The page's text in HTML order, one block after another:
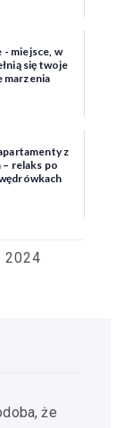
- miejsce, w
się twoje
marzenia
z
– relaks po
2024
że